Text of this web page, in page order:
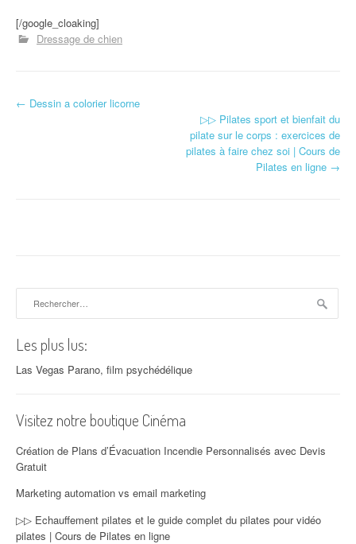
[/google_cloaking]
Dressage de chien
← Dessin a colorier licorne
▷▷ Pilates sport et bienfait du
pilate sur le corps : exercices de
pilates à faire chez soi | Cours de
Pilates en ligne →
Les plus lus:
Las Vegas Parano, film psychédélique
Visitez notre boutique Cinéma
Création de Plans d’Évacuation Incendie Personnalisés avec Devis
Gratuit
Marketing automation vs email marketing
▷▷ Echauffement pilates et le guide complet du pilates pour vidéo
pilates | Cours de Pilates en ligne